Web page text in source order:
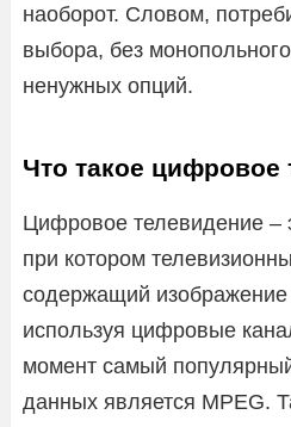
наоборот. Словом,
выбора, без
ненужных опций.
Что такое цифровое
Цифровое телевидение –
при котором
содержащий изображение
используя цифровые
момент самый
данных является MPEG.